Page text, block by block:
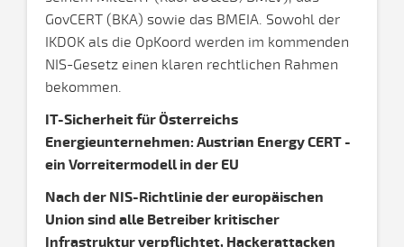
GovCERT (BKA) sowie das BMEIA. Sowohl der
IKDOK als die OpKoord werden im kommenden
NIS-Gesetz einen klaren rechtlichen Rahmen
bekommen.
IT-Sicherheit für Österreichs
Energieunternehmen: Austrian Energy CERT -
ein Vorreitermodell in der EU
Nach der NIS-Richtlinie der europäischen
Union sind alle Betreiber kritischer
Infrastruktur verpflichtet, Hackerattacken